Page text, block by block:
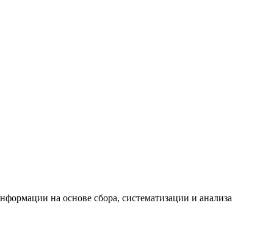
на основе сбора, систематизации и анализа